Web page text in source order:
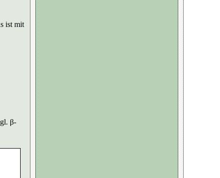
ist mit
β-